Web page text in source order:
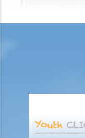
4. 英國公民如打算在香
2. 是否有些華裔香港人
3. 誰人及何時需要携帶
與入境有關的罪行